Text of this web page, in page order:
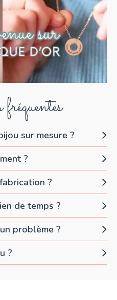
sur mesure ?
?
?
de temps ?
problème ?
?